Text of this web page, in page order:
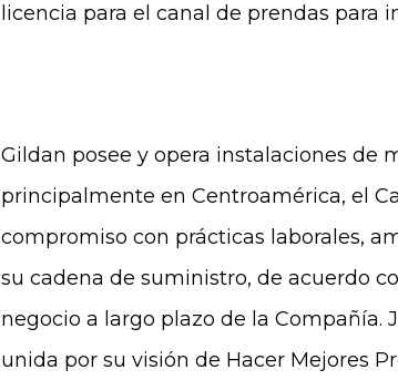
licencia para el canal de prendas para
Gildan posee y opera instalaciones de
principalmente en Centroamérica, el
compromiso con prácticas laborales,
su cadena de suministro, de acuerdo
negocio a largo plazo de la
unida por su visión de Hacer Mejores